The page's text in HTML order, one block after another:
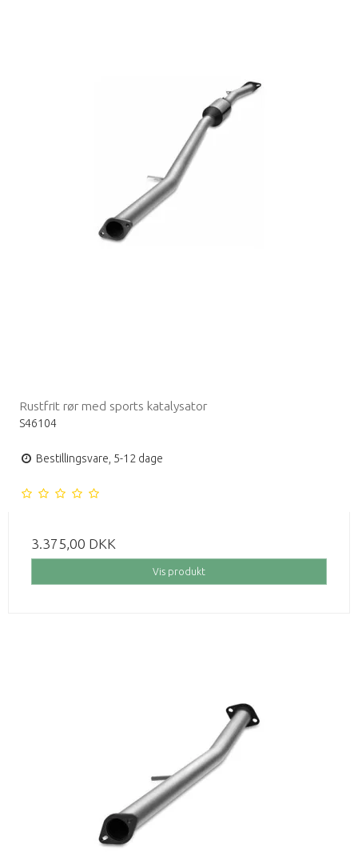
Rustfrit rør med sports katalysator
S46104
Bestillingsvare, 5-12 dage
3.375,00 DKK
Vis produkt